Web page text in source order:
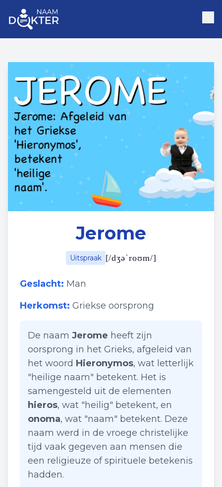
Jerome
Uitspraak [/dʒəˈroʊm/]
Geslacht: Man
Herkomst: Griekse oorsprong
De naam Jerome heeft zijn
oorsprong in het Grieks, afgeleid van
het woord Hieronymos, wat letterlijk
"heilige naam" betekent. Het is
samengesteld uit de elementen
hieros, wat "heilig" betekent, en
onoma, wat "naam" betekent. Deze
naam werd in de vroege christelijke
tijd vaak gegeven aan mensen die
een religieuze of spirituele betekenis
hadden.